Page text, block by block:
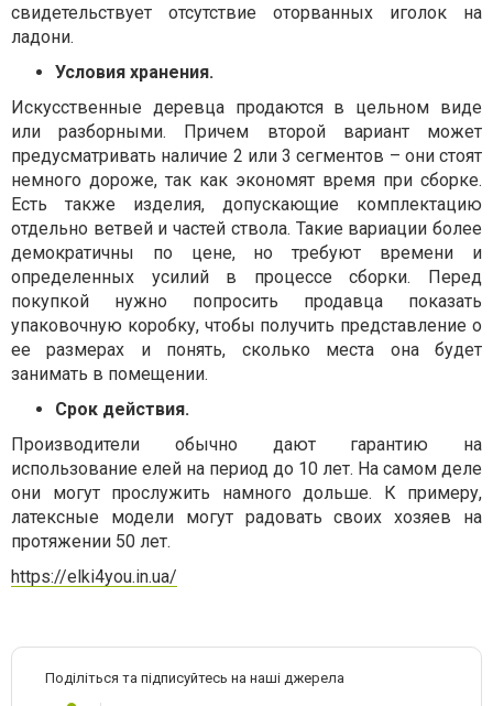
свидетельствует отсутствие оторванных иголок на
ладони.
Условия хранения.
Искусственные деревца продаются в цельном виде
или разборными. Причем второй вариант может
предусматривать наличие 2 или 3 сегментов – они стоят
немного дороже, так как экономят время при сборке.
Есть также изделия, допускающие комплектацию
отдельно ветвей и частей ствола. Такие вариации более
демократичны по цене, но требуют времени и
определенных усилий в процессе сборки. Перед
покупкой нужно попросить продавца показать
упаковочную коробку, чтобы получить представление о
ее размерах и понять, сколько места она будет
занимать в помещении.
Срок действия.
Производители обычно дают гарантию на
использование елей на период до 10 лет. На самом деле
они могут прослужить намного дольше. К примеру,
латексные модели могут радовать своих хозяев на
протяжении 50 лет.
https://elki4you.in.ua/
Поділіться та підписуйтесь на наші джерела